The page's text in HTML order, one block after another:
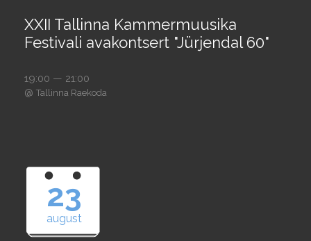
XXII Tallinna Kammermuusika
Festivali avakontsert "Jürjendal 60"
19:00 — 21:00
@ Tallinna Raekoda
23
august